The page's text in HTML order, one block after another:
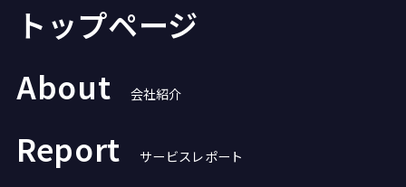
トップページ
About
会社紹介
Report サービスレポート